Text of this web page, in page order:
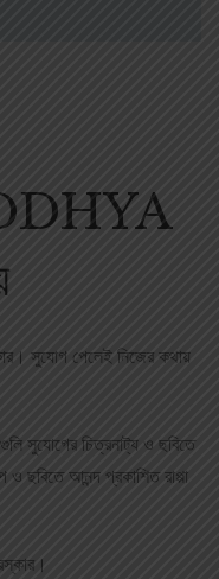
সুযোগ পেলেই নিজের কথায়
সুযোগের চিত্রনাট্য ও ছবিতে
ছবিতে আনন্দ প্রকাশিত রাপ্পা